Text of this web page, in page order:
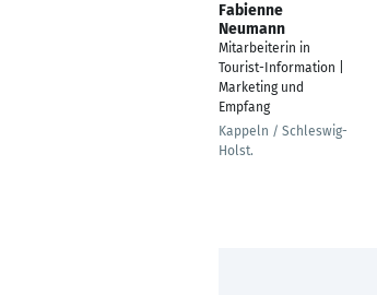
Fabienne
Neumann
Mitarbeiterin in
Tourist-Information |
Marketing und
Empfang
Kappeln / Schleswig-
Holst.